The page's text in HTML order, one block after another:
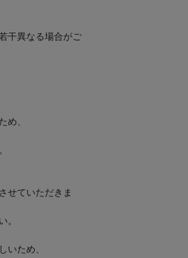
干異なる場合がご
め、
せていただきま
。
いため、